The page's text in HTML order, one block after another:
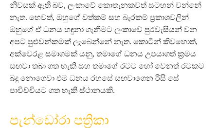
නිවසක් ඇති බව, ලංකාවේ කොතැනකවත් සටහන් වන්නේ
නැත. හෙවත්, ඔහුගේ වත්කම් සහ බැරකම් ප්‍රකාශවලින්
ඔහුගේ ඒ ධනය හඳුනා ගැනීමට ලංකාවේ පුරවැසියන් වන
අපට පුළුවන්කමක් ලැබෙන්නේ නැත. කොටින් කිවහොත්,
අක්වෙරළ සමාගමක් යනු, තමාගේ ධනය උපයාගත් ක්‍රමය
සඟවා තබා ගත හැකි සහ තමාගේ රටට හෝ වෙනත් රටකට
බදු නොගෙවා එම ධනය රහසේ සඟවාගෙන රිසි සේ
පාවිච්චියට ගත හැකි ස්ථානයකි.
පැන්ඩෝරා පත්‍රිකා